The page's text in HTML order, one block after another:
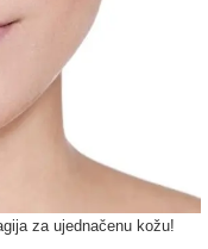
za ujednačenu kožu!